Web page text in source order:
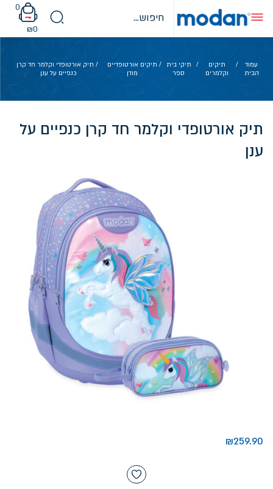
content
0
₪0
עמוד
הבית
/
תיקים
וקלמרים
/
תיקי בית
ספר
/ תיקים אורטופדיים
מודן
/ תיק אורטופדי וקלמר חד קרן
כנפיים על ענן
תיק אורטופדי וקלמר חד קרן כנפיים על
ענן
₪259.90